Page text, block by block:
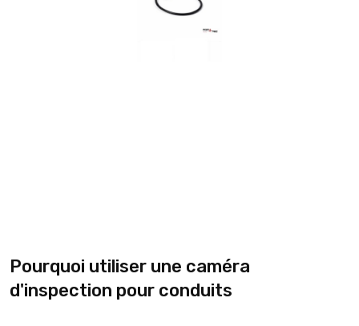
Pourquoi utiliser une caméra
d'inspection pour conduits